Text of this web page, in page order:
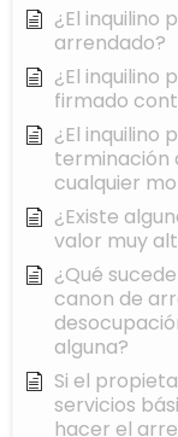
¿El inquilino
arrendado?
¿El inquilino
firmado
¿El inquilino
terminación
cualquier
¿Existe
valor muy
¿Qué
canon de
alguna?
Si el
servicios
hacer el